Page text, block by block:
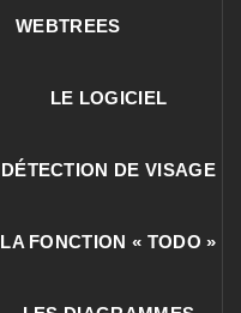
WEBTREES
LE LOGICIEL
DÉTECTION DE VISAGE
LA FONCTION « TODO »